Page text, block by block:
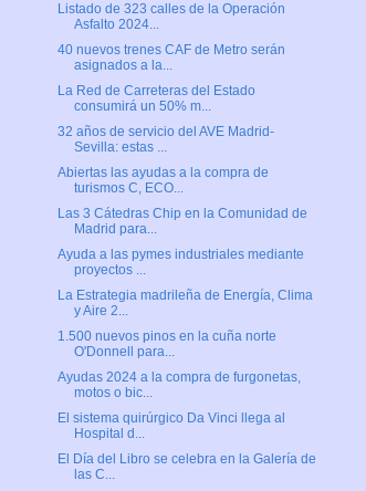
Listado de 323 calles de la Operación
Asfalto 2024...
40 nuevos trenes CAF de Metro serán
asignados a la...
La Red de Carreteras del Estado
consumirá un 50% m...
32 años de servicio del AVE Madrid-
Sevilla: estas ...
Abiertas las ayudas a la compra de
turismos C, ECO...
Las 3 Cátedras Chip en la Comunidad de
Madrid para...
Ayuda a las pymes industriales mediante
proyectos ...
La Estrategia madrileña de Energía, Clima
y Aire 2...
1.500 nuevos pinos en la cuña norte
O'Donnell para...
Ayudas 2024 a la compra de furgonetas,
motos o bic...
El sistema quirúrgico Da Vinci llega al
Hospital d...
El Día del Libro se celebra en la Galería de
las C...